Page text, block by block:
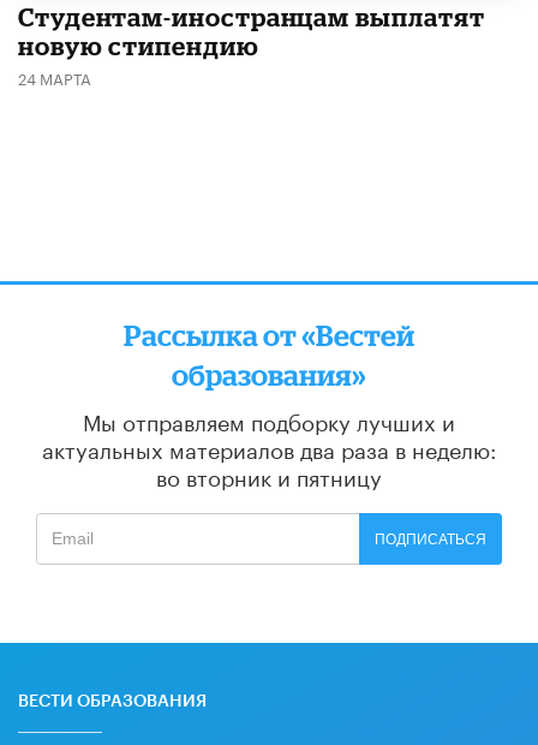
Студентам-иностранцам выплатят
новую стипендию
24 МАРТА
Рассылка от «Вестей
образования»
Мы отправляем подборку лучших и
актуальных материалов два раза в неделю:
во вторник и пятницу
ПОДПИСАТЬСЯ
ВЕСТИ ОБРАЗОВАНИЯ